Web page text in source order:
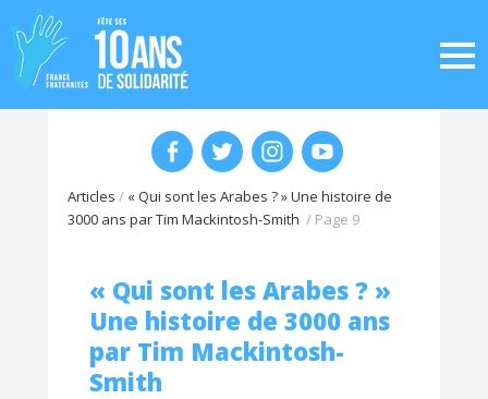
Articles / « Qui sont les Arabes ? » Une histoire de
3000 ans par Tim Mackintosh-Smith / Page 9
« Qui sont les Arabes ? »
Une histoire de 3000 ans
par Tim Mackintosh-
Smith